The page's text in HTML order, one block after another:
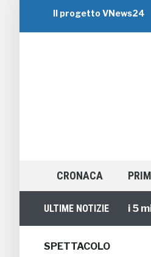
Il progetto VNews24
CRONACA
ULTIME NOTIZIE
Viaggi di Gruppo: i 5
SPETTACOLO